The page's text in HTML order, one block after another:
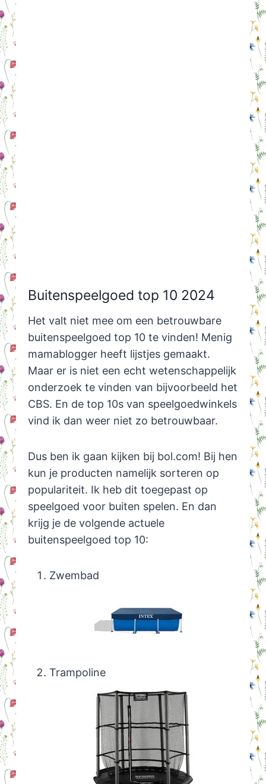
Buitenspeelgoed top 10 2024
Het valt niet mee om een betrouwbare
buitenspeelgoed top 10 te vinden! Menig
mamablogger heeft lijstjes gemaakt.
Maar er is niet een echt wetenschappelijk
onderzoek te vinden van bijvoorbeeld het
CBS. En de top 10s van speelgoedwinkels
vind ik dan weer niet zo betrouwbaar.
Dus ben ik gaan kijken bij bol.com! Bij hen
kun je producten namelijk sorteren op
populariteit. Ik heb dit toegepast op
speelgoed voor buiten spelen. En dan
krijg je de volgende actuele
buitenspeelgoed top 10:
Zwembad
Trampoline